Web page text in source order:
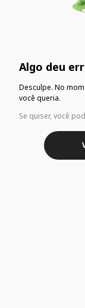
Algo deu
Desculpe. No
você queria.
Se quiser, você